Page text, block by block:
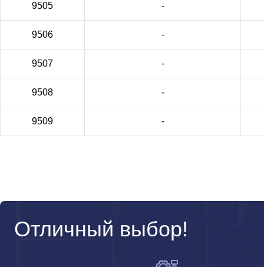
9505 -
9506 -
9507 -
9508 -
9509 -
Отличный выбор!